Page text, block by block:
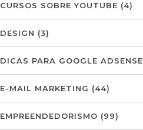
CURSOS SOBRE YOUTUBE (4)
DESIGN (3)
DICAS PARA GOOGLE ADSENSE
E-MAIL MARKETING (44)
EMPREENDEDORISMO (99)